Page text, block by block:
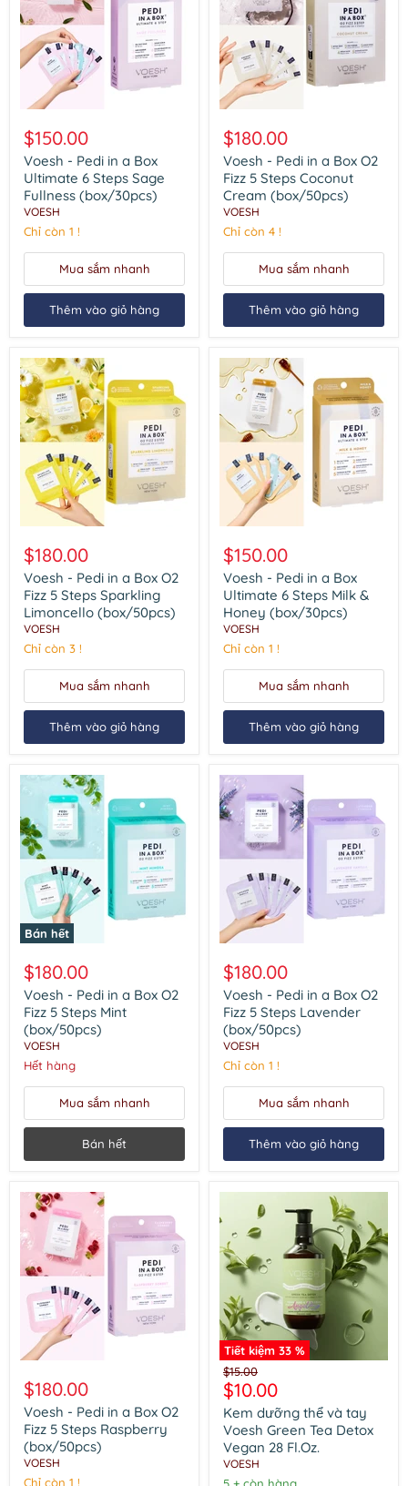
Pedi
in
a
Box
Ultimate
6
Steps
Fullness
(box/30pcs)
$150.00
Voesh - Pedi in a Box
Ultimate 6 Steps Sage
Fullness (box/30pcs)
VOESH
Chỉ còn 1 !
Mua sắm nhanh
Thêm vào giỏ hàng
Pedi
in
a
Box
O2
Fizz
5
Coconut
(box/50pcs)
$180.00
Voesh - Pedi in a Box O2
Fizz 5 Steps Coconut
Cream (box/50pcs)
VOESH
Chỉ còn 4 !
Mua sắm nhanh
Thêm vào giỏ hàng
Pedi
in
a
Box
O2
Fizz
5
Sparkling
Limoncello
(box/50pcs)
$180.00
Voesh - Pedi in a Box O2
Fizz 5 Steps Sparkling
Limoncello (box/50pcs)
VOESH
Chỉ còn 3 !
Mua sắm nhanh
Thêm vào giỏ hàng
Pedi
in
a
Box
Ultimate
6
Steps
(box/30pcs)
$150.00
Voesh - Pedi in a Box
Ultimate 6 Steps Milk &
Honey (box/30pcs)
VOESH
Chỉ còn 1 !
Mua sắm nhanh
Thêm vào giỏ hàng
Bán hết
Pedi
in
a
Box
O2
Fizz
5
(box/50pcs)
$180.00
Voesh - Pedi in a Box O2
Fizz 5 Steps Mint
(box/50pcs)
VOESH
Hết hàng
Mua sắm nhanh
Bán hết
Pedi
in
a
Box
O2
Fizz
5
Lavender
(box/50pcs)
$180.00
Voesh - Pedi in a Box O2
Fizz 5 Steps Lavender
(box/50pcs)
VOESH
Chỉ còn 1 !
Mua sắm nhanh
Thêm vào giỏ hàng
Pedi
in
a
Box
O2
Fizz
$180.00
Voesh - Pedi in a Box O2
Fizz 5 Steps Raspberry
(box/50pcs)
VOESH
Chỉ còn 1 !
Tiết kiệm 33 %
Kem
dưỡng
thể
và
tay
Voesh
Green
Tea
Giá
gốc
$15.00
Giá
hiện
tại
$10.00
Kem dưỡng thể và tay
Voesh Green Tea Detox
Vegan 28 Fl.Oz.
VOESH